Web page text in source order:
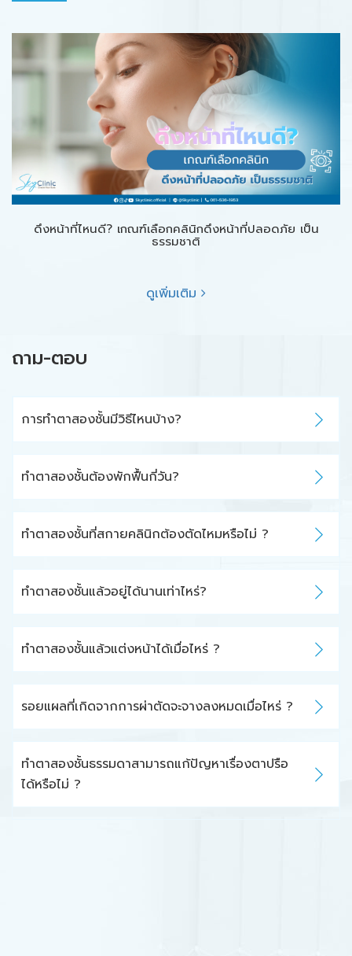
ดึงหน้าที่ไหนดี? เกณฑ์เลือกคลินิกดึงหน้าที่ปลอดภัย เป็น
ธรรมชาติ
ดูเพิ่มเติม
ถาม-ตอบ
การทำตาสองชั้นมีวิธีไหนบ้าง?
ทำตาสองชั้นต้องพักฟื้นกี่วัน?
ทำตาสองชั้นที่สกายคลินิกต้องตัดไหมหรือไม่ ?
ทำตาสองชั้นแล้วอยู่ได้นานเท่าไหร่?
ทำตาสองชั้นแล้วแต่งหน้าได้เมื่อไหร่ ?
รอยแผลที่เกิดจากการผ่าตัดจะจางลงหมดเมื่อไหร่ ?
ทำตาสองชั้นธรรมดาสามารถแก้ปัญหาเรื่องตาปรือ
ได้หรือไม่ ?